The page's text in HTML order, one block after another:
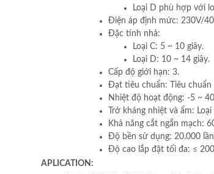
Loại D phù hợp với
Điện áp định mức: 230V/
Đặc tính nhả:
Loại C: 5 ~ 10 giây.
Loại D: 10 ~ 14 giây.
Cấp độ giới hạn: 3.
Đạt tiêu chuẩn: Tiêu chuẩn
Nhiệt độ hoạt động: -5 ~
Trở kháng nhiệt và ẩm:
Khả năng cắt ngắn mạch:
Độ bền sử dụng: 20.000
Độ cao lắp đặt tối đa: ≤
APLICATION: